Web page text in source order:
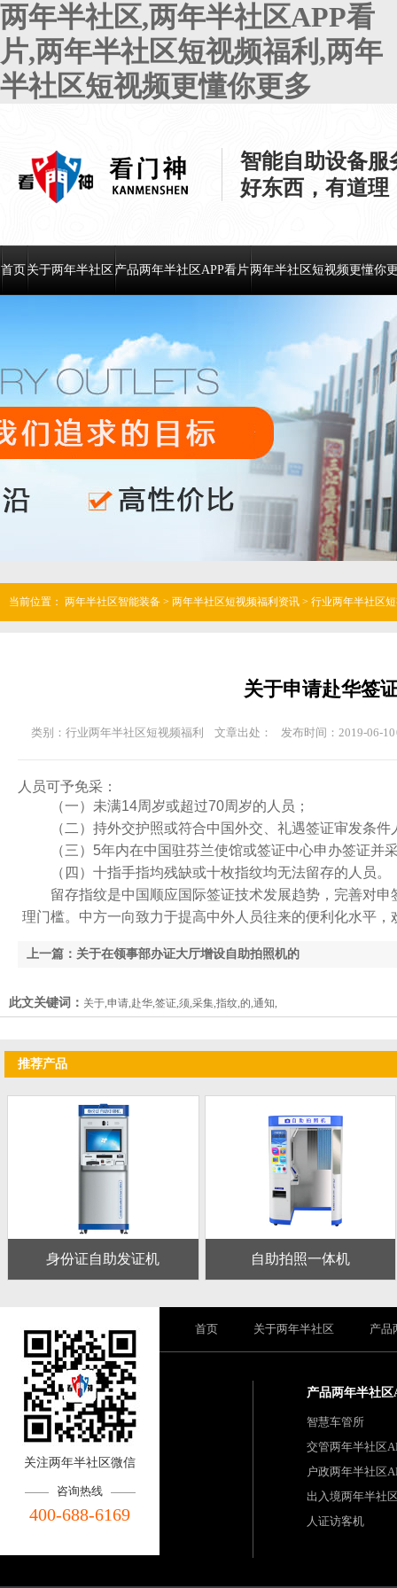
两年半社区,两年半社区APP看
片,两年半社区短视频福利,两年
半社区短视频更懂你更多
智能自助设备服
好东西，有道理
首页关于两年半社区 产品两年半社区APP看片两年半社区短视频更懂你
当前位置： 两年半社区智能装备 > 两年半社区短视频福利资讯 > 行业两年半社区
关于申请赴华签
类别：行业两年半社区短视频福利 文章出处： 发布时间：2019-06-
人员可予免采：
（一）未满14周岁或超过70周岁的人员；
（二）持外交护照或符合中国外交、礼遇签证审发条件人员
（三）5年内在中国驻芬兰使馆或签证中心申办签证并采集
（四）十指手指均残缺或十枚指纹均无法留存的人员。
留存指纹是中国顺应国际签证技术发展趋势，完善对申
理门槛。中方一向致力于提高中外人员往来的便利化水平
上一篇：关于在领事部办证大厅增设自助拍照机的
此文关键词： 关于,申请,赴华,签证,须,采集,指纹,的,通知,
推荐产品
身份证自助发证机 自助拍照一体机
关注两年半社区微信
咨询热线
400-688-6169
首页 关于两年半社区 产品
产品两年半社区
智慧车管所
交管两年半社区
户政两年半社区
出入境两年半社
人证访客机